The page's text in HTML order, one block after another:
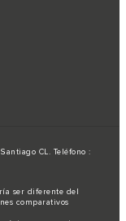
CL. Teléfono :
ser diferente del
comparativos